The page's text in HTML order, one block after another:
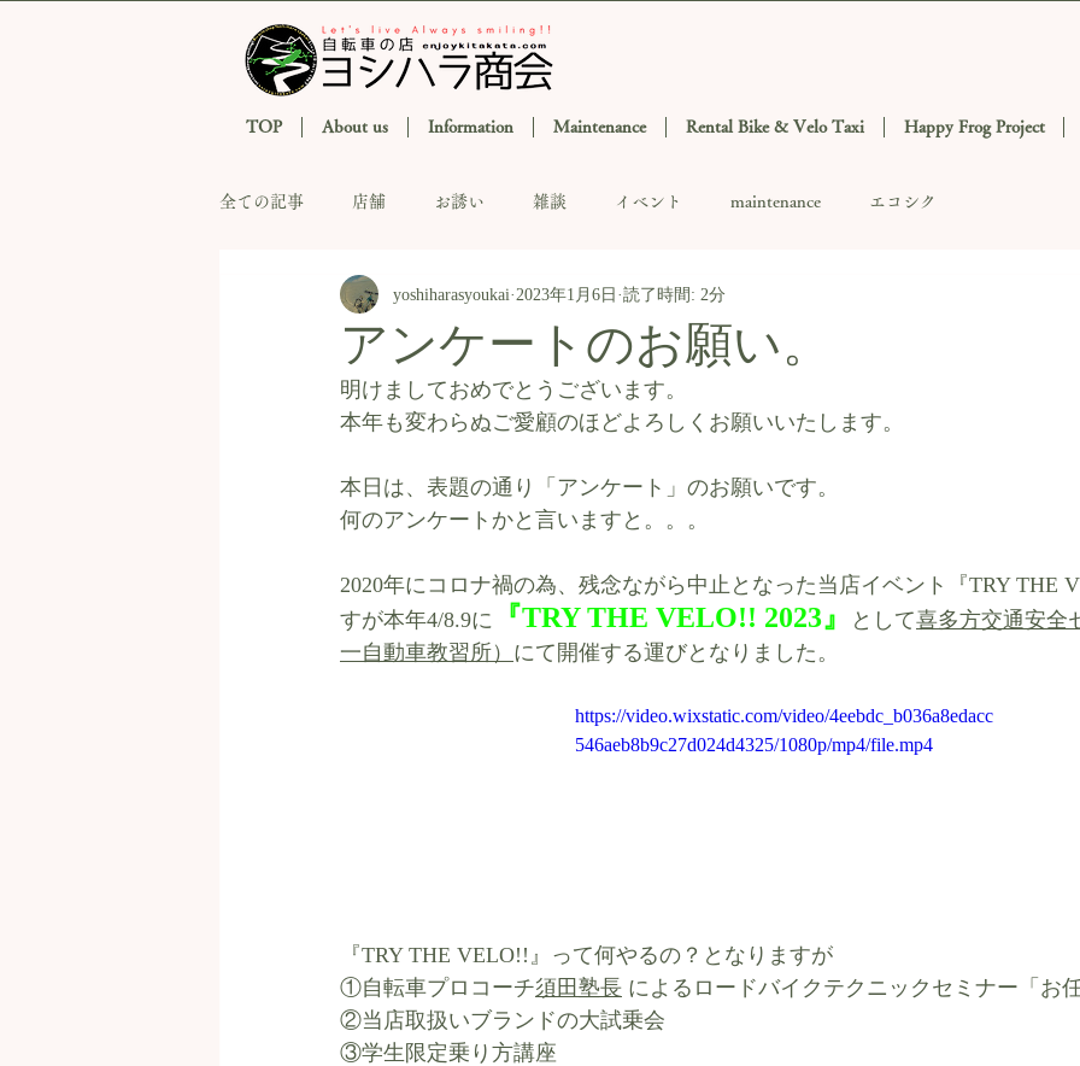
TOP About us Information Maintenance Rental Bike & Velo Taxi Happy Frog Project
全ての記事 店舗 お誘い 雑談 イベント maintenance エコシク
アンケートのお願い。
yoshiharasyoukai 2023年1月6日 読了時間: 2分
明けましておめでとうございます。
本年も変わらぬご愛顧のほどよろしくお願いいたします。
本日は、表題の通り「アンケート」のお願いです。
何のアンケートかと言いますと。。。
2020年にコロナ禍の為、残念ながら中止となった当店イベント『TRY THE
すが本年4/8.9に
『TRY THE VELO!! 2023』 として喜多方交通安全
一自動車教習所） にて開催する運びとなりました。
https://video.wixstatic.com/video/4eebdc_b036a8edacc
546aeb8b9c27d024d4325/1080p/mp4/file.mp4
『TRY THE VELO!!』って何やるの？となりますが
①自転車プロコーチ須田塾長 によるロードバイクテクニックセミナー「お
②当店取扱いブランドの大試乗会
③学生限定乗り方講座